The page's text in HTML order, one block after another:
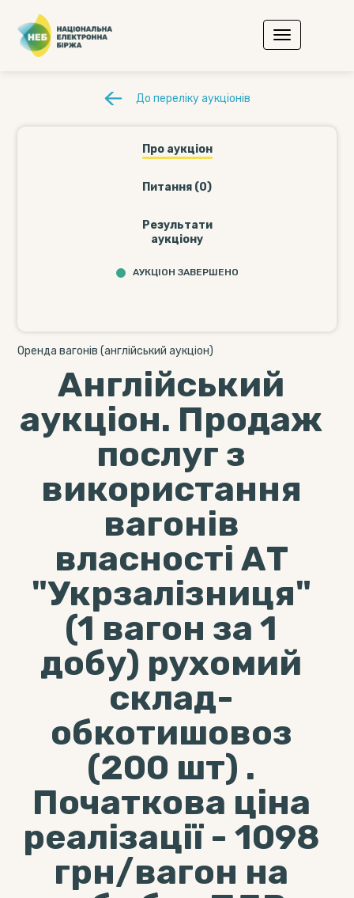
До переліку аукціонів
Про аукціон
Питання (0)
Результати
аукціону
АУКЦІОН ЗАВЕРШЕНО
Оренда вагонів (англійський аукціон)
Англійський
аукціон. Продаж
послуг з
використання
вагонів
власності АТ
"Укрзалізниця"
(1 вагон за 1
добу) рухомий
склад-
обкотишовоз
(200 шт) .
Початкова ціна
реалізації - 1098
грн/вагон на